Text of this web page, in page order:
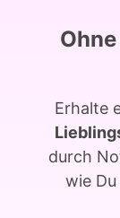
Ohne
Erhalte
durch
wie Du